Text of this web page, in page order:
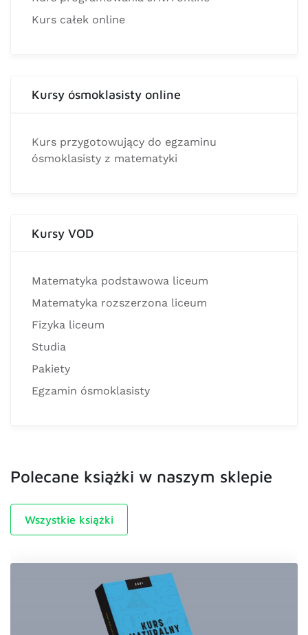
Kurs całek online
Kursy ósmoklasisty online
Kurs przygotowujący do egzaminu
ósmoklasisty z matematyki
Kursy VOD
Matematyka podstawowa liceum
Matematyka rozszerzona liceum
Fizyka liceum
Studia
Pakiety
Egzamin ósmoklasisty
Polecane książki w naszym sklepie
Wszystkie książki